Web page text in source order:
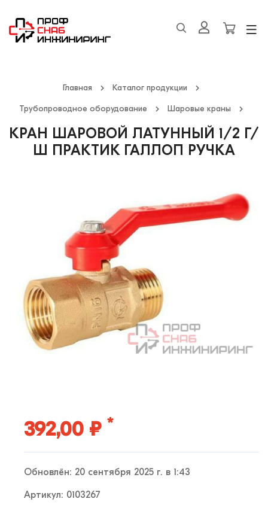
Главная Каталог продукции
Трубопроводное оборудование Шаровые краны
КРАН ШАРОВОЙ ЛАТУННЫЙ 1/2 Г/
Ш ПРАКТИК ГАЛЛОП РУЧКА
392,00 ₽ *
Обновлён: 20 сентября 2025 г. в 1:43
Артикул: 0103267